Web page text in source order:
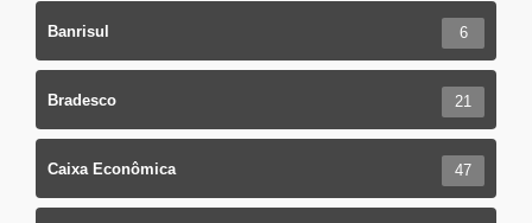
Banrisul 6
Bradesco 21
Caixa Econômica 47